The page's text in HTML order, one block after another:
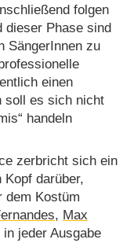
folgen
dieser Phase sind
SängerInnen zu
einen
soll es sich nicht
handeln
zerbricht sich ein
darüber,
dem Kostüm
, Max
jeder Ausgabe